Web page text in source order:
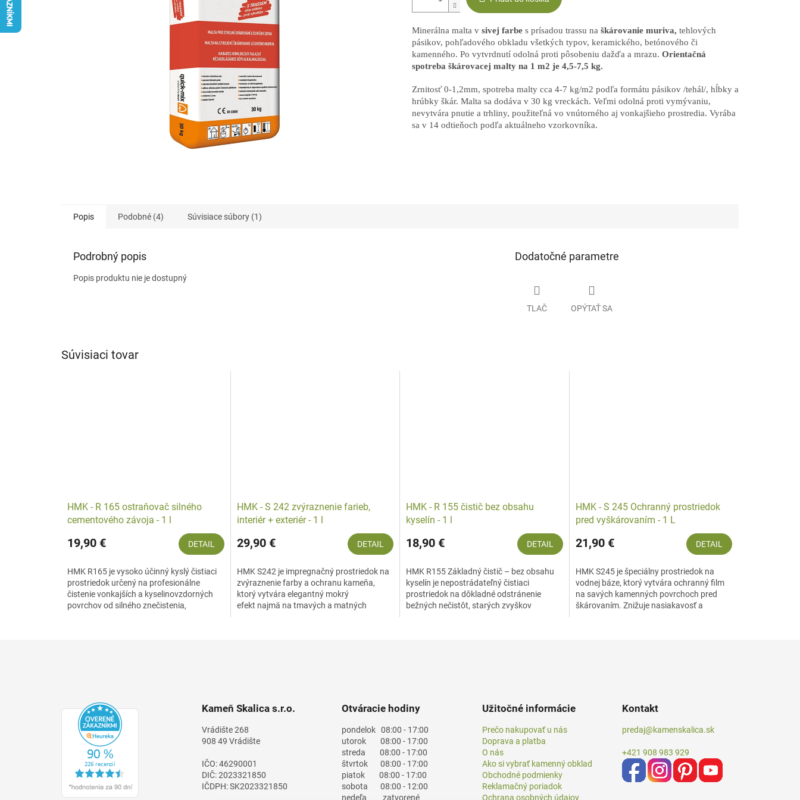
Minerálna malta v sivej farbe s prísadou trassu na škárovanie muriva, tehlových
pásikov, pohľadového obkladu všetkých typov, keramického, betónového či
kamenného. Po vytvrdnutí odolná proti pôsobeniu dažďa a mrazu. Orientačná
spotreba škárovacej malty na 1 m2 je 4,5-7,5 kg.
Zrnitosť 0-1,2mm, spotreba malty cca 4-7 kg/m2 podľa formátu pásikov /tehál/, hĺbky a
hrúbky škár. Malta sa dodáva v 30 kg vreckách. Veľmi odolná proti vymývaniu,
nevytvára pnutie a trhliny, použiteľná vo vnútorného aj vonkajšieho prostredia. Vyrába
sa v 14 odtieňoch podľa aktuálneho vzorkovníka.
Popis Podobné (4) Súvisiace súbory (1)
Podrobný popis
Popis produktu nie je dostupný
Dodatočné parametre
TLAČ OPÝTAŤ SA
Súvisiaci tovar
HMK - R 165 ostraňovač silného
cementového závoja - 1 l
19,90 € DETAIL
HMK R165 je vysoko účinný kyslý čistiaci
prostriedok určený na profesionálne
čistenie vonkajších a kyselinovzdorných
povrchov od silného znečistenia,
HMK - S 242 zvýraznenie farieb,
interiér + exteriér - 1 l
29,90 € DETAIL
HMK S242 je impregnačný prostriedok na
zvýraznenie farby a ochranu kameňa,
ktorý vytvára elegantný mokrý
efekt najmä na tmavých a matných
HMK - R 155 čistič bez obsahu
kyselín - 1 l
18,90 € DETAIL
HMK R155 Základný čistič – bez obsahu
kyselín je nepostrádateľný čistiaci
prostriedok na dôkladné odstránenie
bežných nečistôt, starých zvyškov
HMK - S 245 Ochranný prostriedok
pred vyškárovaním - 1 L
21,90 € DETAIL
HMK S245 je špeciálny prostriedok na
vodnej báze, ktorý vytvára ochranný film
na savých kamenných povrchoch pred
škárovaním. Znižuje nasiakavosť a
Kameň Skalica s.r.o.
Vrádište 268
908 49 Vrádište
IČO: 46290001
DIČ: 2023321850
IČDPH: SK2023321850
Otváracie hodiny
pondelok 08:00 - 17:00
utorok 08:00 - 17:00
streda 08:00 - 17:00
štvrtok 08:00 - 17:00
piatok 08:00 - 17:00
sobota 08:00 - 12:00
nedeľa zatvorené
Užitočné informácie
Prečo nakupovať u nás
Doprava a platba
O nás
Ako si vybrať kamenný obklad
Obchodné podmienky
Reklamačný poriadok
Ochrana osobných údajov
Kontakt
predaj@kamenskalica.sk
+421 908 983 929